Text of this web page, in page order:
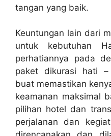
tangan yang baik.
Keuntungan lain dari
untuk kebutuhan
perhatiannya pada
paket dikurasi hati
buat memastikan
keamanan maksimal
pilihan hotel dan
perjalanan dan